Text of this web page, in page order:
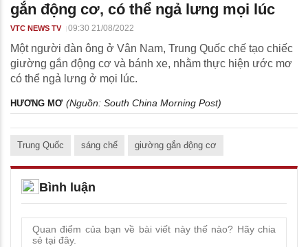
gắn động cơ, có thể ngả lưng mọi lúc
VTC NEWS TV 09:30 21/08/2022
Một người đàn ông ở Vân Nam, Trung Quốc chế tạo chiếc
giường gắn động cơ và bánh xe, nhằm thực hiện ước mơ
có thể ngả lưng ở mọi lúc.
HƯƠNG MƠ (Nguồn: South China Morning Post)
Trung Quốc sáng chế giường gắn động cơ
Bình luận